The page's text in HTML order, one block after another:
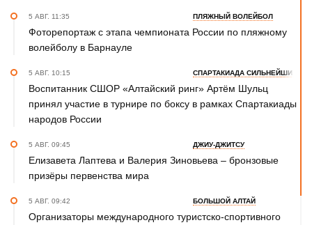
5 АВГ. 11:35 ПЛЯЖНЫЙ ВОЛЕЙБОЛ
Фоторепортаж с этапа чемпионата России по пляжному
волейболу в Барнауле
5 АВГ. 10:15 СПАРТАКИАДА СИЛЬНЕЙШИХ
Воспитанник СШОР «Алтайский ринг» Артём Шульц
принял участие в турнире по боксу в рамках Спартакиады
народов России
5 АВГ. 09:45 ДЖИУ-ДЖИТСУ
Елизавета Лаптева и Валерия Зиновьева – бронзовые
призёры первенства мира
5 АВГ. 09:42 БОЛЬШОЙ АЛТАЙ
Организаторы международного туристско-спортивного